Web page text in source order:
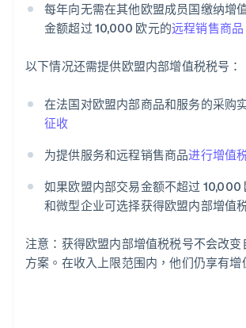
每年向无需在其他欧盟成员国缴纳增
金额超过 10,000 欧元的远程销售商品
以下情况还需提供欧盟内部增值税税号：
在法国对欧盟内部商品和服务的采购
征收
为提供服务和远程销售商品进行增值
如果欧盟内部交易金额不超过 10,000
和微型企业可选择获得欧盟内部增值
注意：获得欧盟内部增值税税号不会改
方案。在收入上限范围内，他们仍享有增